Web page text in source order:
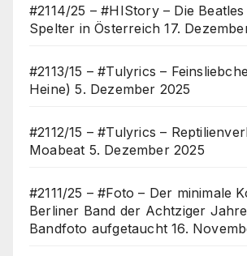
#2114/25 – #HIStory – Die
Spelter in Österreich 17.
#2113/15 – #Tulyrics –
Heine) 5. Dezember 2025
#2112/15 – #Tulyrics –
Moabeat 5. Dezember 2025
#2111/25 – #Foto – Der minimale
Berliner Band der Achtziger
Bandfoto aufgetaucht 16.